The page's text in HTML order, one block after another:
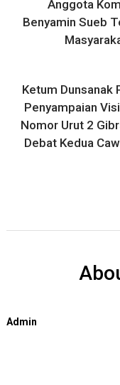
Anggota
Benyamin Sueb
Ketum Dunsanak
Penyampaian
Nomor Urut 2
Debat Kedua
Admin